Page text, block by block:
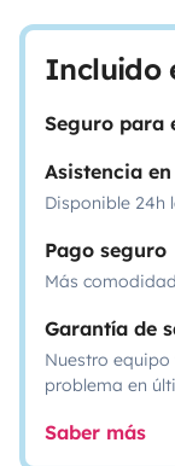
Incluido
Seguro para
Asistencia
Disponible 24h
Pago seguro
Más
Garantía de
Nuestro
problema en
Saber más